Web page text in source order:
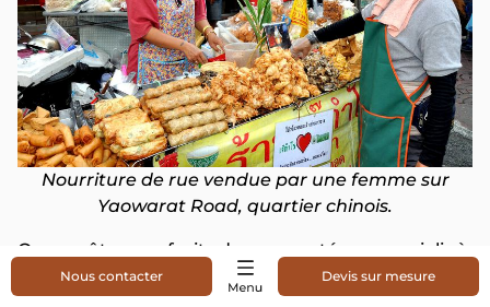
Nourriture de rue vendue par une femme sur
Yaowarat Road, quartier chinois.
Osez goûter aux fruits de mer sautés, aux raviolis à
la vapeur ou aux célèbres desserts glacés. Flâner
dans ces ruelles dynamiques représente l'essence
Nous contacter Devis sur mesure